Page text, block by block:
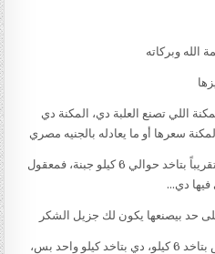
الله وبركاته
اللي تصنع العلبة دي، المكنة دي
العميل : بقول يا فندم، هي العلبة دي تقريباً بتاخد حوالي 6 كيلو جبنة، فمعقول
فيها دي…
حد بيصنعها يكون لك جزيل الشكر
هي المكنة دي مش بتاخد 6 كيلو، دي بتاخد كيلو واحد بس،